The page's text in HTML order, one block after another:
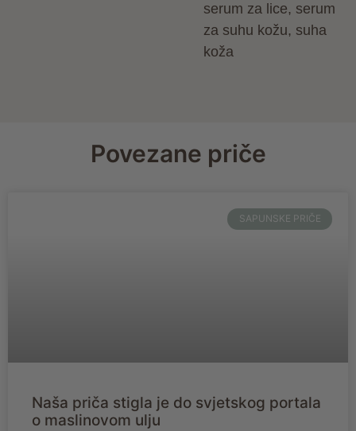
serum za lice, serum
za suhu kožu, suha
koža
Povezane priče
SAPUNSKE PRIČE
Naša priča stigla je do svjetskog portala
o maslinovom ulju